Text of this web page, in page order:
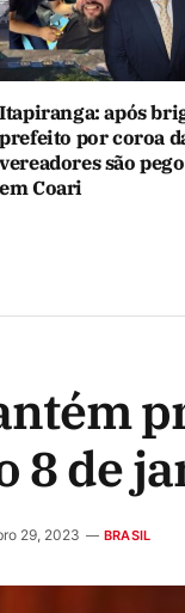
Itapiranga: após
prefeito por coroa
vereadores são
em Coari
8 de
29, 2023 BRASIL